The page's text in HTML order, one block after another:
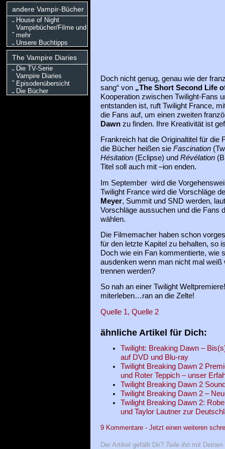
andere Vampir-Bücher
House of Night
Vampirbücher/Filme und
mehr
Unsere Buchtipps
The Vampire Diaries
Die TV-Serie
Vampire Diaries
Episodenübersicht
Die Bücher
Doch nicht genug, genau wie der
sang“ von „The Short Second Life
Kooperation zwischen Twilight-Fans
entstanden ist, ruft Twilight France,
die Fans auf, um einen zweiten
Dawnzu finden. Ihre Kreativität ist
Frankreich hat die Originaltitel für die
die Bücher heißen sie Fascination
Hésitation (Eclipse) und Révélation
Titel soll auch mit –ion enden.
Im September wird die
Twilight France wird die Vorschläge
Meyer, Summit und SND werden,
Vorschläge aussuchen und die Fans
wählen.
Die Filmemacher haben schon
für den letzte Kapitel zu behalten, so
Doch wie ein Fan kommentierte, wie
ausdenken wenn man nicht mal weiß
trennen werden?
So nah an einer Twilight
miterleben…ran an die Zelte!
Quelle 1, Quelle 2
ähnliche Artikel für Dich:
Twilight: Breaking Dawn –
auf DVD und Blu-ray
Twilight Breaking Dawn 2
und Roter Teppich – unser
Twilight Breaking Dawn 2
Twilight Breaking Dawn 2 –
Twilight Breaking Dawn 2:
und Taylor Lautner zur
9 Kommentare - Jetzt einen weiteren
Der Artikel gefällt Dir? Teile ihnmit Deinen